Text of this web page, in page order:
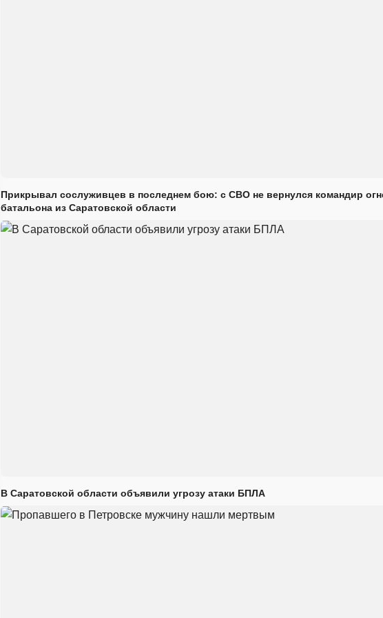
Прикрывал сослуживцев в последнем бою: с СВО не вернулся командир
батальона из Саратовской области
В Саратовской области объявили угрозу атаки БПЛА